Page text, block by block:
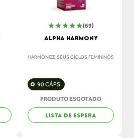
(69)
ALPHA HARMONY
HARMONIZE SEUS CICLOS FEMININOS
90 CÁPS.
PRODUTO ESGOTADO
LISTA DE ESPERA